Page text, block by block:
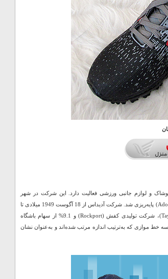
و لوازم جانبی ورزشی فعالیت دارد. این شرکت در شهر
هرتزوگن آوراخ (Herzogenaurach) ایالت باواریا توسط «آدولف داسلر» (Adolf Dassler) پایه‌ریزی شد. شرکت آدیداس از 18 آگوست 1949 میلادی تا
امروز تولیدی پوشاک ورزشی ریباک (Reebok)، شرکت گلف (TaylorMade-Adidas)، شرکت تولیدی کفش (Rockport) و 9.1% از سهام باشگاه
خط موازی که به‌ترتیب اندازه مرتب شده‌اند و به‌عنوان نشان